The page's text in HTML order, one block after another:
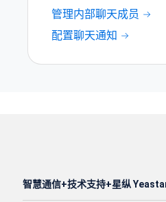
管理内部聊天成员
配置聊天通知
智慧通信 技术支持 星纵